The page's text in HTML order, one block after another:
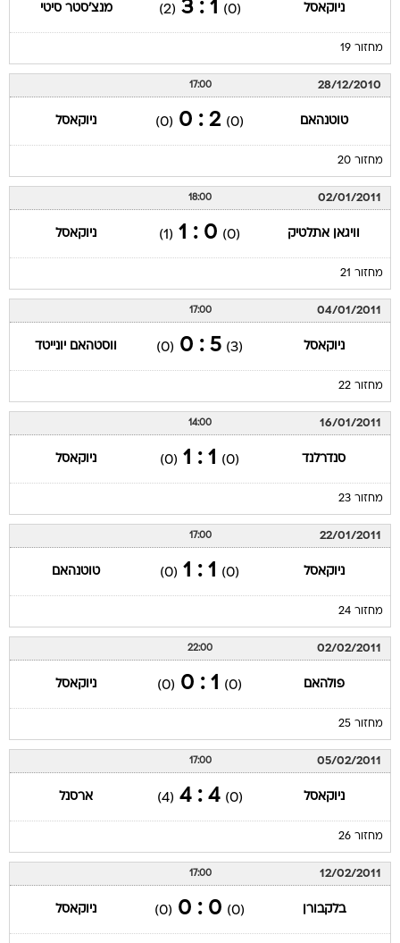
ניוקאסל (0)
1 : 3
(2) מנצ'סטר סיטי
מחזור 19
28/12/2010
17:00
טוטנהאם (0)
2 : 0
(0) ניוקאסל
מחזור 20
02/01/2011
18:00
וויגאן אתלטיק (0)
0 : 1
(1) ניוקאסל
מחזור 21
04/01/2011
17:00
ניוקאסל (3)
5 : 0
(0) ווסטהאם יונייטד
מחזור 22
16/01/2011
14:00
סנדרלנד (0)
1 : 1
(0) ניוקאסל
מחזור 23
22/01/2011
17:00
ניוקאסל (0)
1 : 1
(0) טוטנהאם
מחזור 24
02/02/2011
22:00
פולהאם (0)
1 : 0
(0) ניוקאסל
מחזור 25
05/02/2011
17:00
ניוקאסל (0)
4 : 4
(4) ארסנל
מחזור 26
12/02/2011
17:00
בלקבורן (0)
0 : 0
(0) ניוקאסל